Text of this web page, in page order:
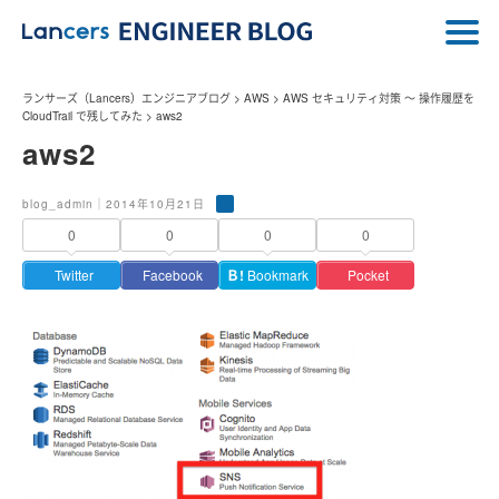
ランサーズ（Lancers）エンジニアブログ > AWS > AWS セキュリティ対策 〜 操作履歴を
CloudTrail で残してみた > aws2
aws2
blog_admin｜2014年10月21日
0
Twitter
0
Facebook
0
Ｂ! Bookmark
0
Pocket